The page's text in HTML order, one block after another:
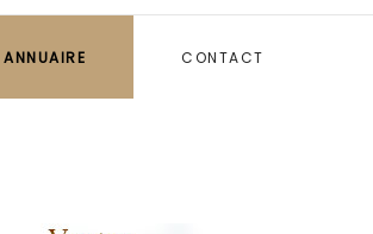
ANNUAIRE CONTACT